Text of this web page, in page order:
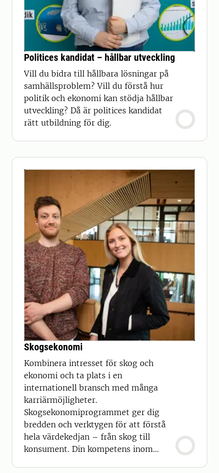
Politices kandidat – hållbar utveckling
Vill du bidra till hållbara lösningar på
samhällsproblem? Vill du förstå hur
politik och ekonomi kan stödja hållbar
utveckling? Då är politices kandidat
rätt utbildning för dig.
Skogsekonomi
Kombinera intresset för skog och
ekonomi och ta plats i en
internationell bransch med många
karriärmöjligheter.
Skogsekonomiprogrammet ger dig
bredden och verktygen för att förstå
hela värdekedjan – från skog till
konsument. Din kompetens inom